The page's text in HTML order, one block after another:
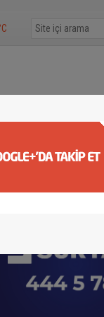
En Başarılı